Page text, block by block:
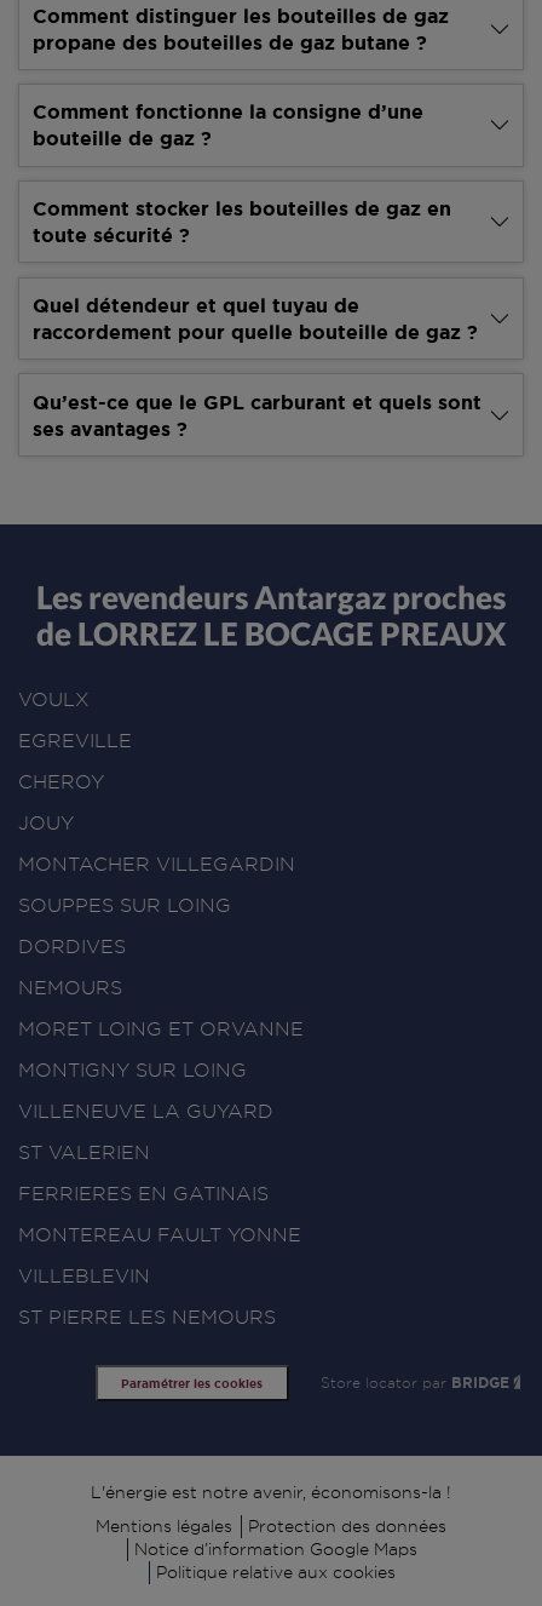
Comment distinguer les bouteilles de gaz
propane des bouteilles de gaz butane ?
Comment fonctionne la consigne d’une
bouteille de gaz ?
Comment stocker les bouteilles de gaz en
toute sécurité ?
Quel détendeur et quel tuyau de
raccordement pour quelle bouteille de gaz ?
Qu’est-ce que le GPL carburant et quels sont
ses avantages ?
Les revendeurs Antargaz proches
de LORREZ LE BOCAGE PREAUX
VOULX
EGREVILLE
CHEROY
JOUY
MONTACHER VILLEGARDIN
SOUPPES SUR LOING
DORDIVES
NEMOURS
MORET LOING ET ORVANNE
MONTIGNY SUR LOING
VILLENEUVE LA GUYARD
ST VALERIEN
FERRIERES EN GATINAIS
MONTEREAU FAULT YONNE
VILLEBLEVIN
ST PIERRE LES NEMOURS
Paramétrer les cookies Store locator par BRIDGE
Signature
L'énergie est notre avenir, économisons-la !
Mentions légales
Protection des données
Notice d’information Google Maps
Politique relative aux cookies